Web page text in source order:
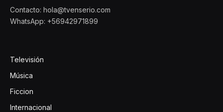
Contacto: hola@tvenserio.com
WhatsApp: +56942971899
Televisión
Música
Ficcion
Internacional